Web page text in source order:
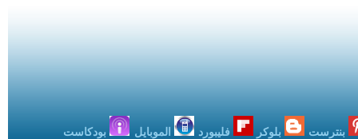
بنترست بلوكر فليبورد الموبايل بودكاست